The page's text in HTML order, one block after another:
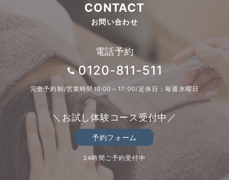
CONTACT
お問い合わせ
電話予約
0120-811-511
完全予約制/営業時間10:00～17:00/定休日：毎週水曜日
＼お試し体験コース受付中／
予約フォーム
24時間ご予約受付中